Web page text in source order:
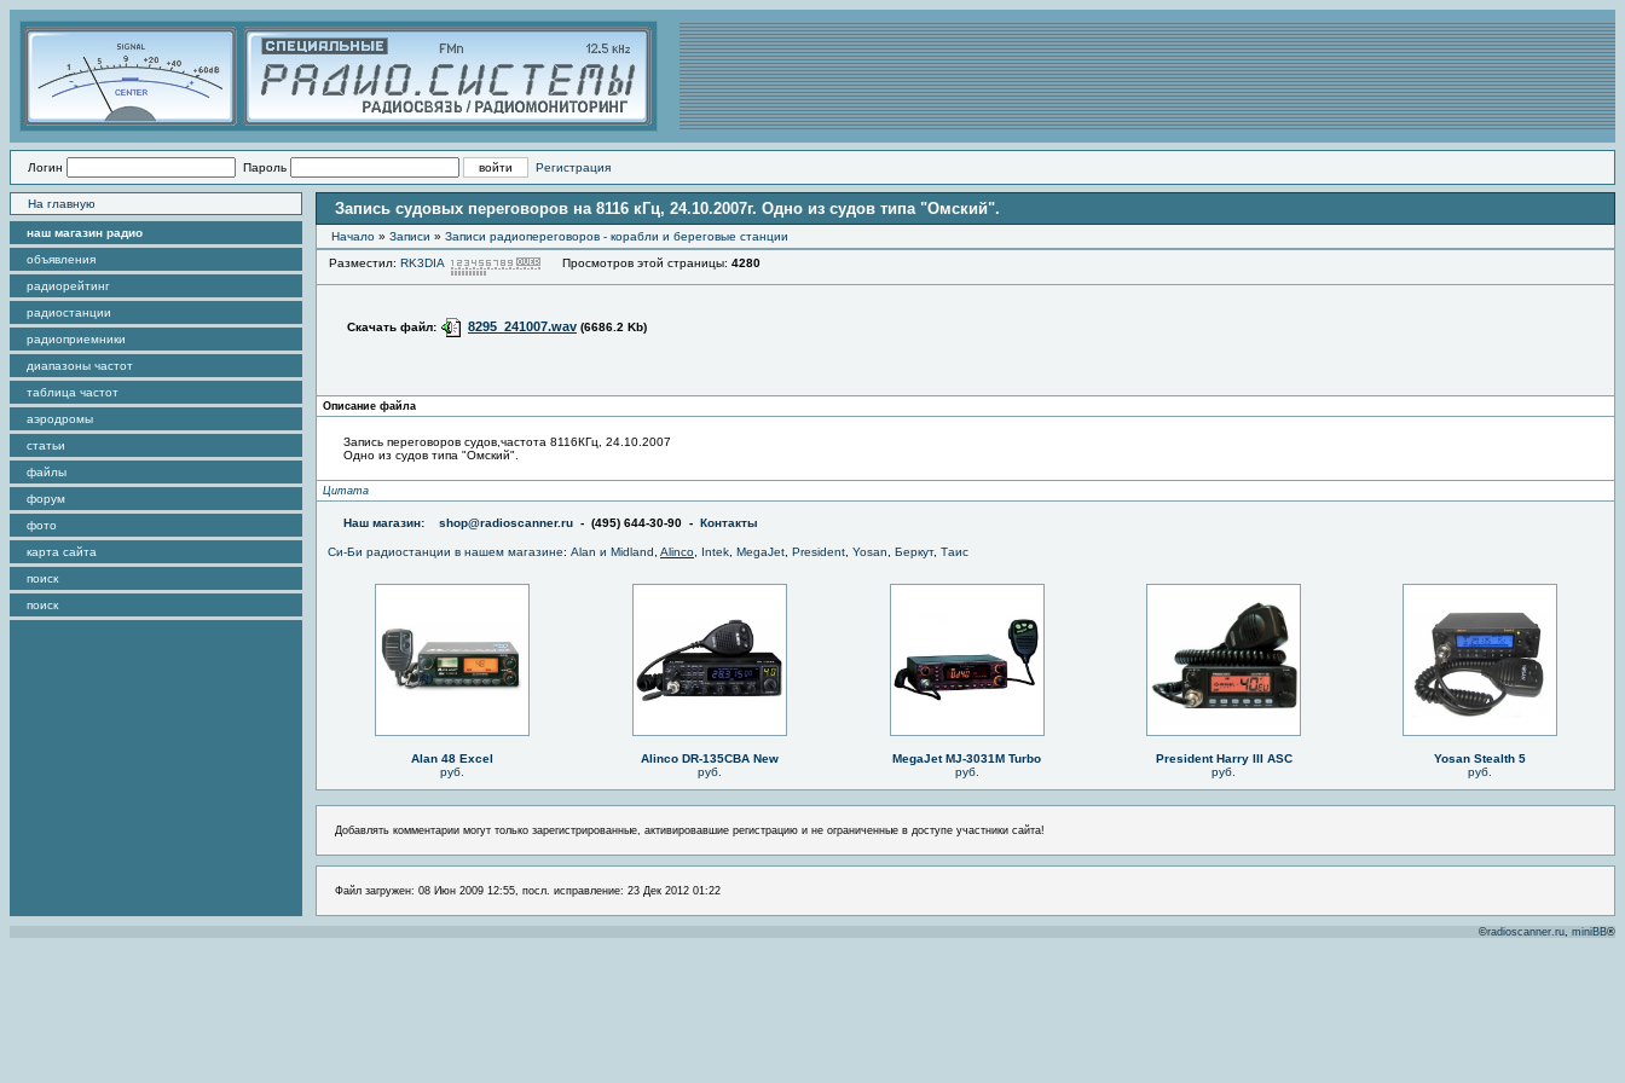
Логин Пароль Регистрация
На главную
наш магазин радио
объявления
радиорейтинг
радиостанции
радиоприемники
диапазоны частот
таблица частот
аэродромы
статьи
файлы
форум
фото
карта сайта
поиск
поиск
Запись судовых переговоров на 8116 кГц, 24.10.2007г. Одно из судов типа "Омский".
Начало » Записи » Записи радиопереговоров - корабли и береговые станции
Разместил: RK3DIA Просмотров этой страницы: 4280
Скачать файл: 8295_241007.wav (6686.2 Kb)
Описание файла
Запись переговоров судов,частота 8116КГц, 24.10.2007
Одно из судов типа "Омский".
Цитата
Наш магазин: shop@radioscanner.ru - (495) 644-30-90 - Контакты
Си-Би радиостанции в нашем магазине: Alan и Midland Alinco Intek MegaJet President Yosan Беркут, Таис
Alan 48 Excel
руб.
Alinco DR-135CBA New
руб.
MegaJet MJ-3031M Turbo
руб.
President Harry III ASC
руб.
Yosan Stealth 5
руб.
Добавлять комментарии могут только зарегистрированные, активировавшие регистрацию и не ограниченные в доступе участники сайта!
Файл загружен: 08 Июн 2009 12:55, посл. исправление: 23 Дек 2012 01:22
©radioscanner.ru, miniBB®